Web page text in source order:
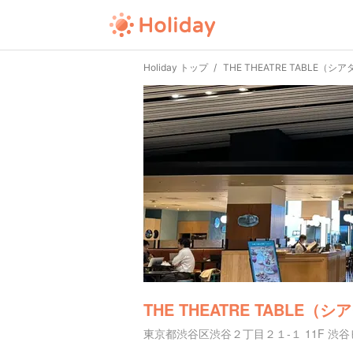
Holiday トップ THE THEATRE TABLE（シア
THE THEATRE TABLE（シア
東京都渋谷区渋谷２丁目２１-１ 11F 渋谷